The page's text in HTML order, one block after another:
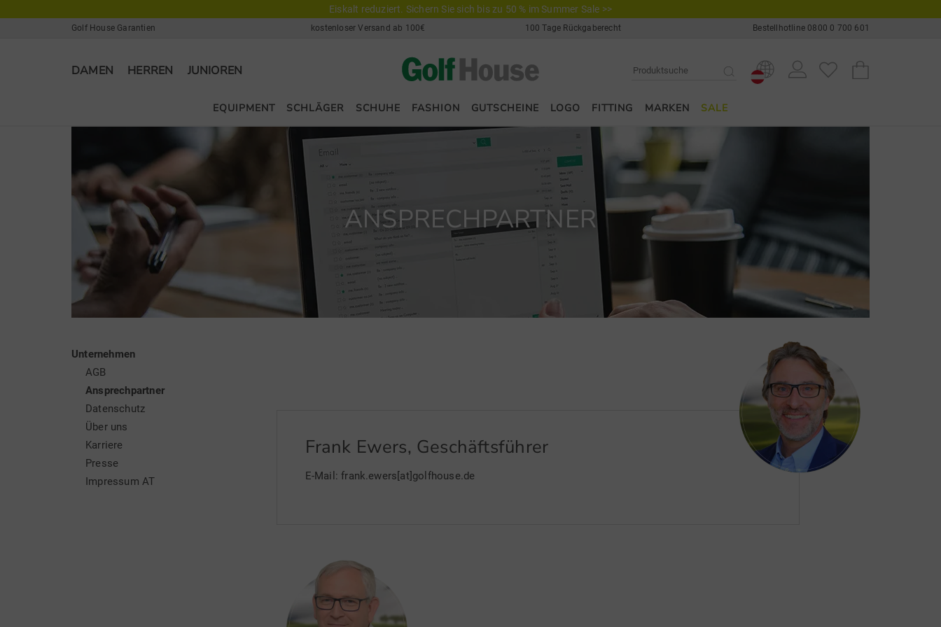
Eiskalt reduziert. Sichern Sie sich bis zu 50 % im Summer Sale >>
Golf House Garantien kostenloser Versand ab 100€ 100 Tage Rückgaberecht Bestellhotline 0800 0 700 601
DAMEN HERREN JUNIOREN
EQUIPMENT SCHLÄGER SCHUHE FASHION GUTSCHEINE LOGO FITTING MARKEN SALE
ANSPRECHPARTNER
Unternehmen
AGB
Ansprechpartner
Datenschutz
Über uns
Karriere
Presse
Impressum AT
Frank Ewers, Geschäftsführer
E-Mail: frank.ewers[at]golfhouse.de